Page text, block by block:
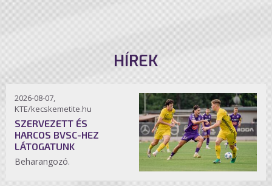
HÍREK
2026-08-07,
KTE/kecskemetite.hu
SZERVEZETT ÉS
HARCOS BVSC-HEZ
LÁTOGATUNK
Beharangozó.